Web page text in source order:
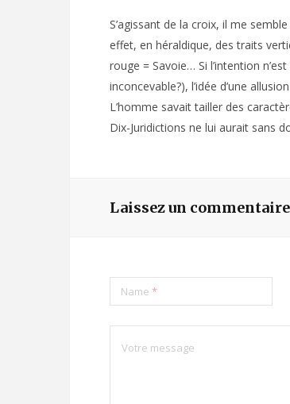
S’agissant de la croix, il me
effet, en héraldique, des traits
rouge = Savoie… Si l’intention
inconcevable?), l’idée d’une
L’homme savait tailler des
Dix-Juridictions ne lui aurait sans
Laissez un commentaire
Name *